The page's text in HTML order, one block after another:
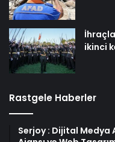
ikinci
Rastgele Haberler
Serjoy : Dijital Medya